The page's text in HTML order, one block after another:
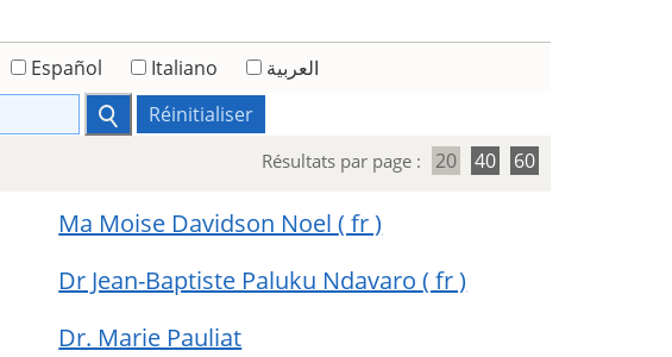
Español Italiano
العربية
Réinitialiser
Résultats par page : 20 40 60
Ma Moise Davidson Noel( fr )
Dr Jean-Baptiste Paluku Ndavaro( fr )
Dr. Marie Pauliat